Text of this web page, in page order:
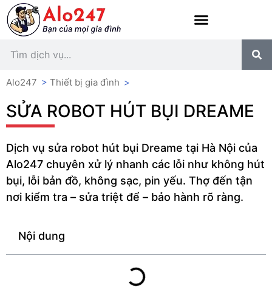
Alo247 > Thiết bị gia đình >
SỬA ROBOT HÚT BỤI DREAME
Dịch vụ sửa robot hút bụi Dreame tại Hà Nội của
Alo247 chuyên xử lý nhanh các lỗi như không hút
bụi, lỗi bản đồ, không sạc, pin yếu. Thợ đến tận
nơi kiểm tra – sửa triệt để – bảo hành rõ ràng.
Nội dung